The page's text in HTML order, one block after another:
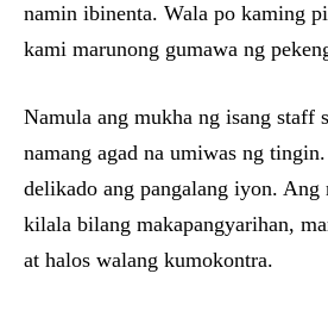
namin ibinenta. Wala po kaming
kami marunong gumawa ng
Namula ang mukha ng isang staff
namang agad na umiwas ng
delikado ang pangalang iyon. Ang
kilala bilang makapangyarihan,
at halos walang kumokontra.